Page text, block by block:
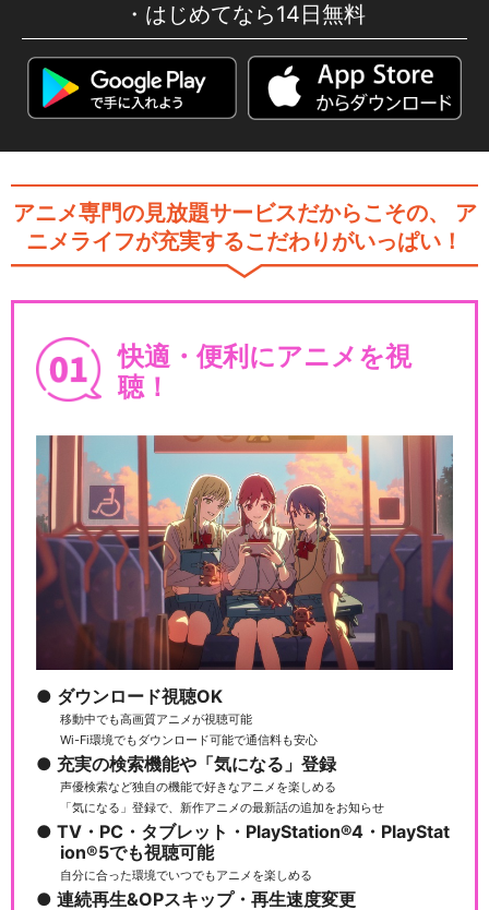
はじめてなら14日無料
アニメ専門の見放題サービスだからこその、
ア
ニメライフが充実するこだわりがいっぱい！
快適・便利にアニメを視
聴！
ダウンロード視聴OK
移動中でも高画質アニメが視聴可能
Wi-Fi環境でもダウンロード可能で通信料も安心
充実の検索機能や「気になる」登録
声優検索など独自の機能で好きなアニメを楽しめる
「気になる」登録で、新作アニメの最新話の追加をお知らせ
TV・PC・タブレット・PlayStation®4・PlayStat
ion®5でも視聴可能
自分に合った環境でいつでもアニメを楽しめる
連続再生&OPスキップ・再生速度変更